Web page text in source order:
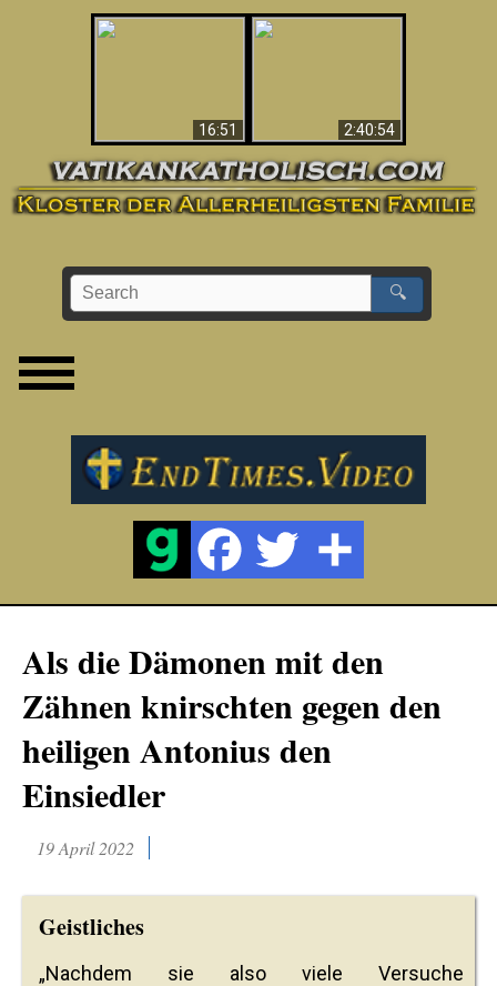
16:51
2:40:54
🔍
Als die Dämonen mit den
Zähnen knirschten gegen den
heiligen Antonius den
Einsiedler
19 April 2022
Geistliches
„Nachdem sie also viele Versuche